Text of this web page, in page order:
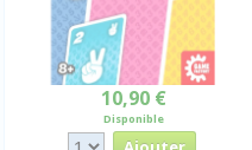
10,90 €
Disponible